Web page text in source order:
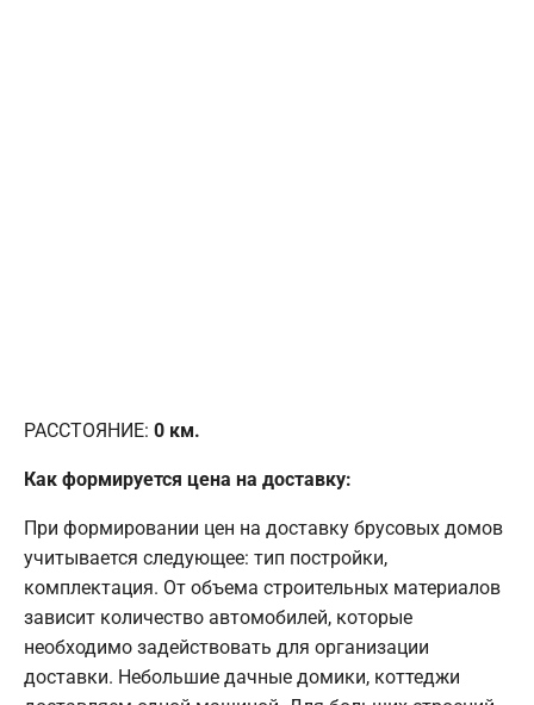
РАССТОЯНИЕ: 0 км.
Как формируется цена на доставку:
При формировании цен на доставку брусовых домов
учитывается следующее: тип постройки,
комплектация. От объема строительных материалов
зависит количество автомобилей, которые
необходимо задействовать для организации
доставки. Небольшие дачные домики, коттеджи